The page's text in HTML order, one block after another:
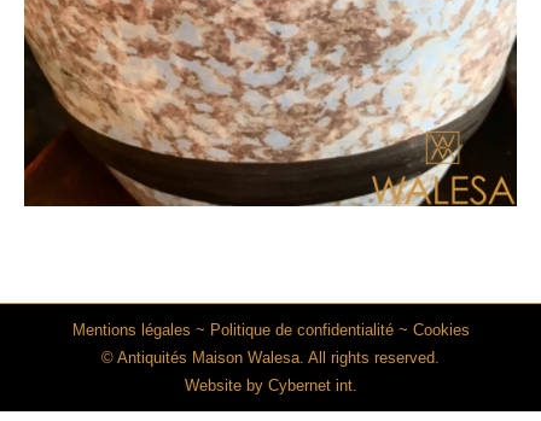
Mentions légales ~ Politique de confidentialité~ Cookies
© Antiquités Maison Walesa. All rights reserved.
Website by Cybernet int.